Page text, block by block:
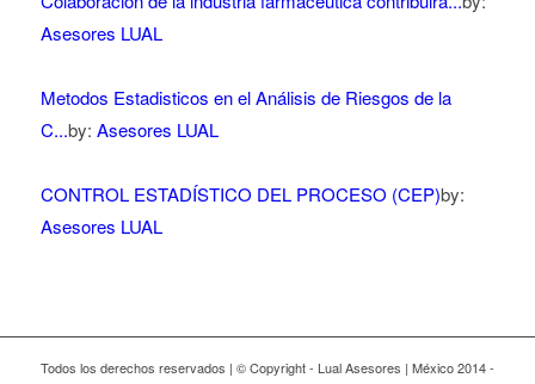
Asesores LUAL
Metodos Estadisticos en el Análisis de Riesgos de la
C...by: Asesores LUAL
CONTROL ESTADÍSTICO DEL PROCESO (CEP)by:
Asesores LUAL
Todos los derechos reservados | © Copyright - Lual Asesores | México 2014 -